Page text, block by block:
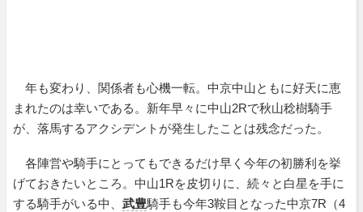
年も変わり、関係者も心機一転。中京中山ともに好天に恵
まれたのは幸いである。新年早々に中山2Rで秋山稔樹騎手
が、落馬するアクシデントが発生したことは残念だった。
各陣営や騎手にとってもできるだけ早く今年の初勝利を挙
げておきたいところ。中山1Rを皮切りに、続々と白星を手に
する騎手がいる中、 武豊騎手も今年3鞍目となった中京7R（4